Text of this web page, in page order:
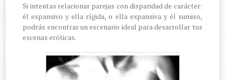
Si intentas relacionar parejas con disparidad de carácter:
él expansivo y ella rígida, o ella expansiva y él sumiso,
podrás encontrar un escenario ideal para desarrollar tus
escenas eróticas.